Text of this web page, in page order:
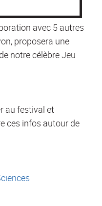
avec 5 autres
proposera une
notre célèbre Jeu
au festival et
ces infos autour de